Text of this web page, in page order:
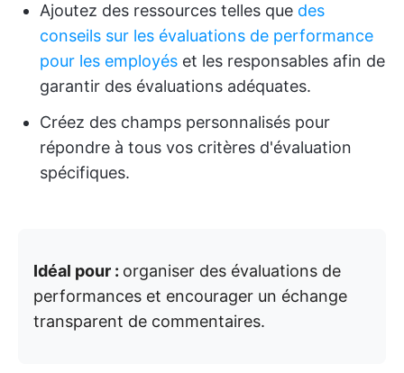
Ajoutez des ressources telles que des
conseils sur les évaluations de performance
pour les employés et les responsables afin de
garantir des évaluations adéquates.
Créez des champs personnalisés pour
répondre à tous vos critères d'évaluation
spécifiques.
Idéal pour : organiser des évaluations de
performances et encourager un échange
transparent de commentaires.